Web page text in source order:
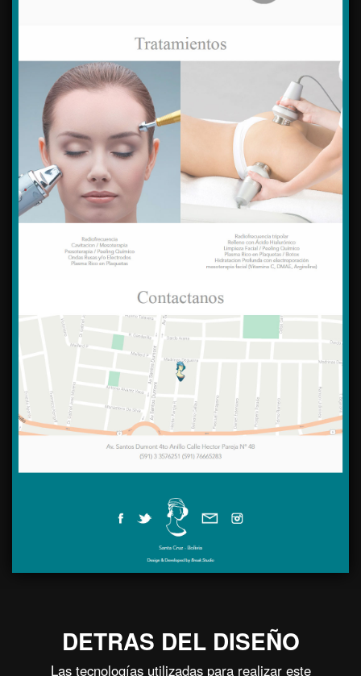
DETRAS DEL DISEÑO
Las tecnologías utilizadas para realizar este